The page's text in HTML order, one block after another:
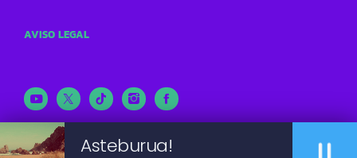
Asteburua!
AVISO LEGAL